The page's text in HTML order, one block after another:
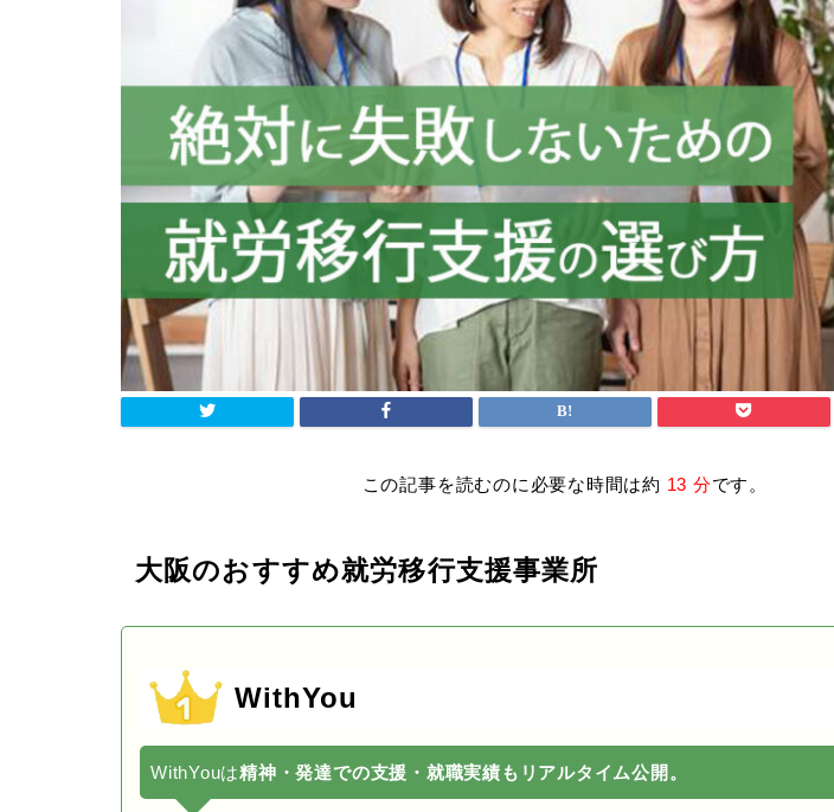
この記事を読むのに必要な時間は約 13 分です。
大阪のおすすめ就労移行支援事業所
WithYou
WithYouは精神・発達での支援・就職実績もリアルタイム公開。